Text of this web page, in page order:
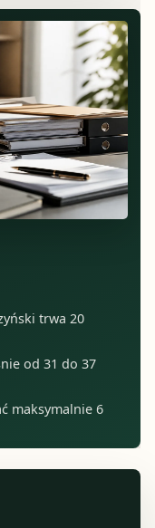
trwa 20
od 31 do 37
maksymalnie 6